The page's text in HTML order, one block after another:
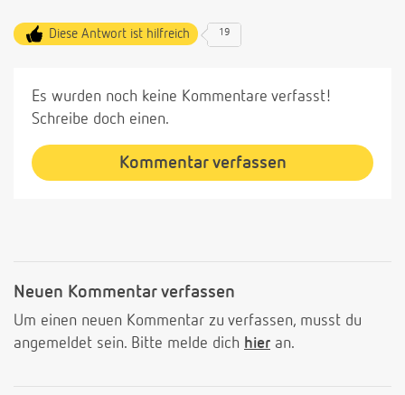
Diese Antwort ist hilfreich 19
Es wurden noch keine Kommentare verfasst!
Schreibe doch einen.
Kommentar verfassen
Neuen Kommentar verfassen
Um einen neuen Kommentar zu verfassen, musst du
angemeldet sein. Bitte melde dich hier an.